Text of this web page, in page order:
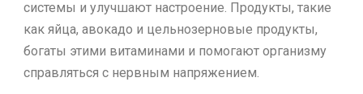
системы и улучшают настроение. Продукты, такие
как яйца, авокадо и цельнозерновые продукты,
богаты этими витаминами и помогают организму
справляться с нервным напряжением.